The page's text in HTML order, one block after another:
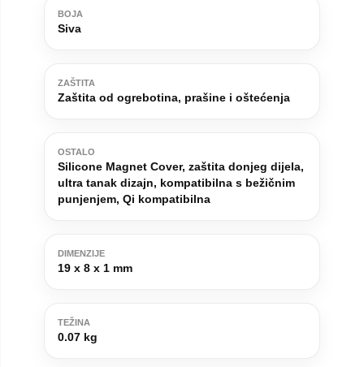
BOJA
Siva
ZAŠTITA
Zaštita od ogrebotina, prašine i oštećenja
OSTALO
Silicone Magnet Cover, zaštita donjeg dijela,
ultra tanak dizajn, kompatibilna s bežičnim
punjenjem, Qi kompatibilna
DIMENZIJE
19 x 8 x 1 mm
TEŽINA
0.07 kg